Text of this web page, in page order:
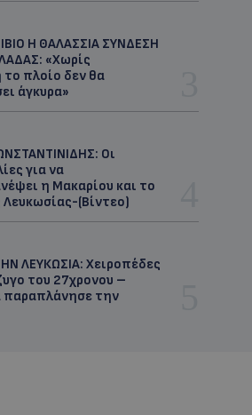
Η ΘΑΛΑΣΣΙΑ ΣΥΝΔΕΣΗ
«Χωρίς
πλοίο δεν θα
άγκυρα»
Οι
για να
η Μακαρίου και το
Λευκωσίας-(Βίντεο)
ΛΕΥΚΩΣΙΑ: Χειροπέδες
του 27χρονου –
παραπλάνησε την